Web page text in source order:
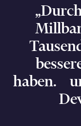
haben.